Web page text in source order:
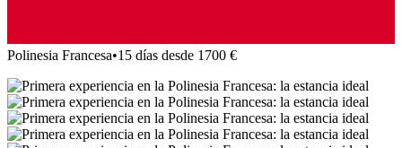
Polinesia Francesa•15 días desde 1700 €